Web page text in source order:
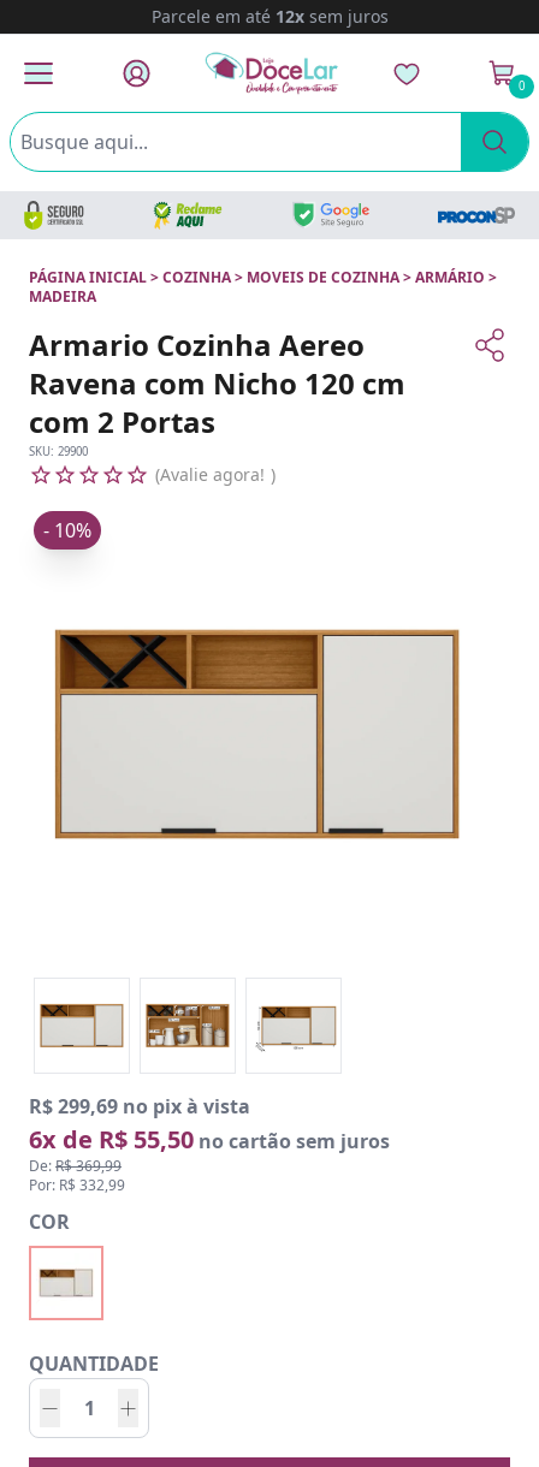
Parcele em até 12xsem juros
0
PÁGINA INICIAL>COZINHA> MOVEIS DE COZINHA>ARMÁRIO >
MADEIRA
Armario Cozinha Aereo
Ravena com Nicho 120 cm
com 2 Portas
SKU: 29900
Avalie agora!
R$ 299,69 no pix à vista
6x de R$ 55,50 no cartão sem juros
De:R$ 369,99
Por: R$ 332,99
- 10%
COR
QUANTIDADE